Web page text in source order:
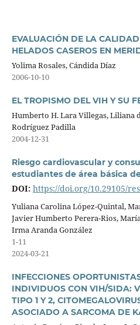
EVALUACIÓN DE LA
HELADOS CASEROS EN
Yolima Rosales, Cándida Díaz
2006-10-10
EL TROPISMO DEL VIH Y SU
Humberto H. Lara Villegas, Liliana
Rodríguez Padilla
2004-12-31
Riesgo cardiovascular y
estudiantes de área básica
DOI: https://doi.org/10.29105/
Yuliana Carolina López-Quintal,
Javier Humberto Perera-Rios,
Irma Aranda González
1-11
2024-03-21
INFECCIONES
INDIVIDUOS CON VIH/SIDA:
TIPO 1 Y 2,
ASOCIADO A SARCOMA DE